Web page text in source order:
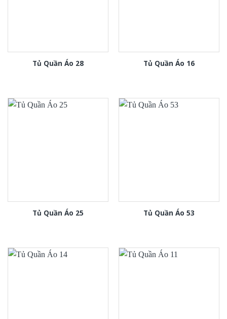
Tủ Quần Áo 28 Tủ Quần Áo 16
Tủ Quần Áo 25 Tủ Quần Áo 53